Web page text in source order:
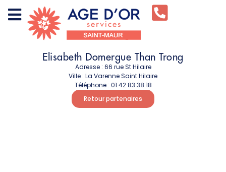
Elisabeth Domergue Than Trong
Adresse : 66 rue St Hilaire
Ville : La Varenne Saint Hilaire
Téléphone : 01 42 83 38 18
Retour partenaires